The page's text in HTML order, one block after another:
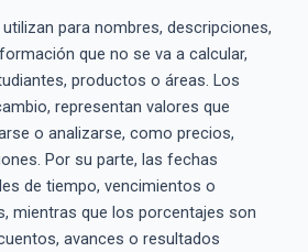
para nombres, descripciones,
que no se va a calcular,
productos o áreas. Los
representan valores que
o analizarse, como precios,
Por su parte, las fechas
de tiempo, vencimientos o
mientras que los porcentajes son
avances o resultados